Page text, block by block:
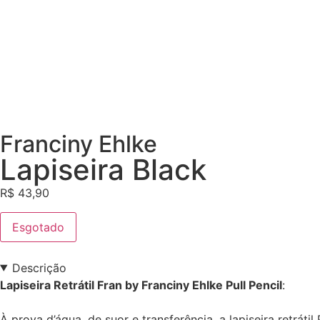
Franciny Ehlke
Lapiseira Black
R$ 43,90
Esgotado
Descrição
Lapiseira Retrátil Fran by Franciny Ehlke Pull Pencil: